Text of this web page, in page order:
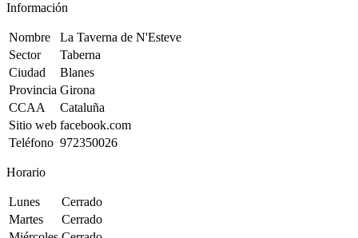
Información
Nombre
La Taverna de N'Esteve
Sector
Taberna
Ciudad
Blanes
Provincia Girona
CCAA
Cataluña
Sitio web facebook.com
Teléfono 972350026
Horario
Lunes
Cerrado
Martes
Cerrado